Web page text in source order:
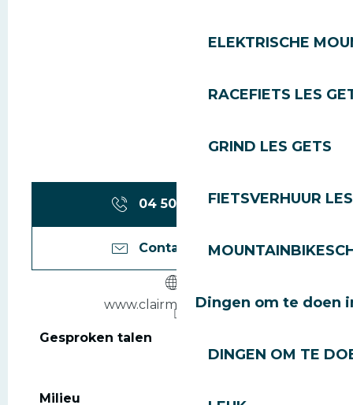
ELEKTRISCHE
RACEFIETS LES
GRIND LES GETS
FIETSVERHUUR
Dingen om te doen
DINGEN OM TE
04 50 75 84▒▒
Contacteer ons
www.clairmoment.com
Gesproken talen
Gesproken talen
Milieu
Milieu